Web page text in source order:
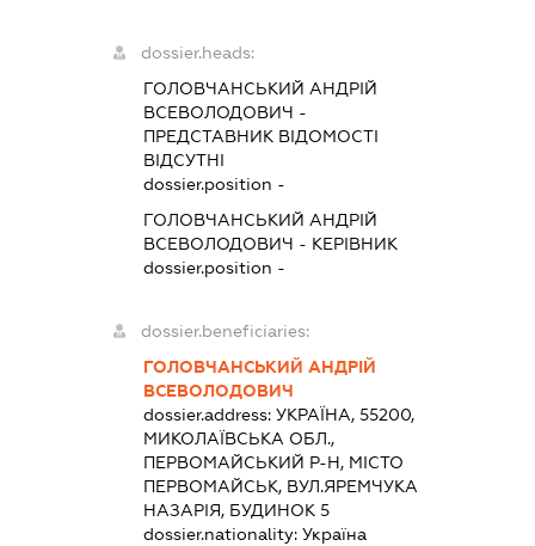
dossier.heads:
ГОЛОВЧАНСЬКИЙ АНДРІЙ
ВСЕВОЛОДОВИЧ -
ПРЕДСТАВНИК ВІДОМОСТІ
ВІДСУТНІ
dossier.position -
ГОЛОВЧАНСЬКИЙ АНДРІЙ
ВСЕВОЛОДОВИЧ - КЕРІВНИК
dossier.position -
dossier.beneficiaries:
ГОЛОВЧАНСЬКИЙ АНДРІЙ
ВСЕВОЛОДОВИЧ
dossier.address: УКРАЇНА, 55200,
МИКОЛАЇВСЬКА ОБЛ.,
ПЕРВОМАЙСЬКИЙ Р-Н, МІСТО
ПЕРВОМАЙСЬК, ВУЛ.ЯРЕМЧУКА
НАЗАРІЯ, БУДИНОК 5
dossier.nationality: Україна